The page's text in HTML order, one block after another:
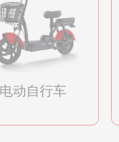
电动自行车